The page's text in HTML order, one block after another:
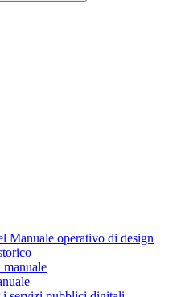
Manuale operativo di design
manuale